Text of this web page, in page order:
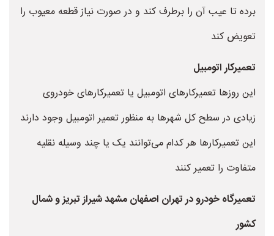
برده تا عیب آن را برطرف کند و در صورت نیاز قطعه معیوب را
تعویض کند
تعمیرکار اتومبیل
این روزها تعمیرکارهای اتومبیل یا تعمیرکارهای خودروی
زیادی در سطح کل شهرها به منظور تعمیر اتومبیل وجود دارند
این تعمیرکارها هر کدام می‌توانند یک یا چند وسیله نقلیه
متفاوت را تعمیر کنند
تعمیرگاه خودرو در تهران اصفهان مشهد شیراز تبریز و شمال
کشور